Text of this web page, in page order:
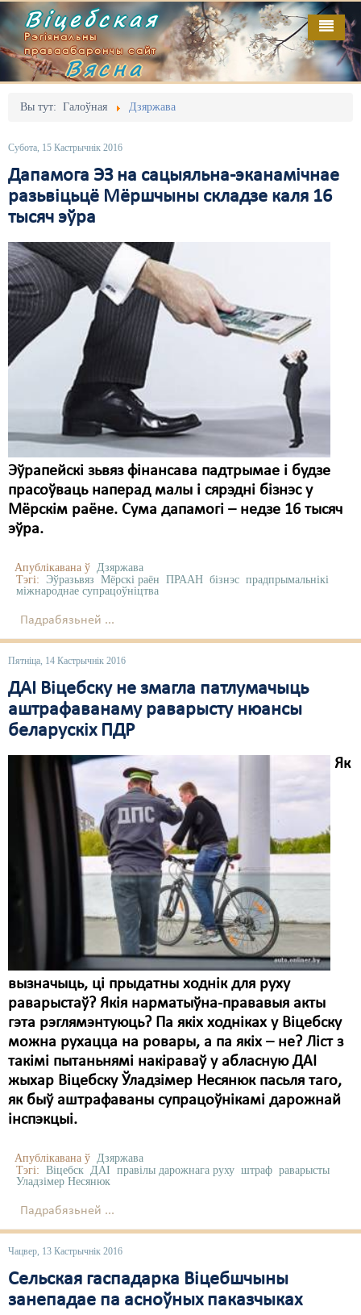
Віцебская
Рэгіянальны
праваабарончы сайт
Вясна
Вы тут: Галоўная Дзяржава
Субота, 15 Кастрычнік 2016
Дапамога ЭЗ на сацыяльна-эканамічнае
разьвіцьцё Мёршчыны складзе каля 16
тысяч эўра
Эўрапейскі зьвяз фінансава падтрымае і будзе
прасоўваць наперад малы і сярэдні бізнэс у
Мёрскім раёне. Сума дапамогі – недзе 16 тысяч
эўра.
Апублікавана ў Дзяржава
Тэгі: Эўразьвяз Мёрскі раён ПРААН бізнэс прадпрымальнікі
міжнароднае супрацоўніцтва
Падрабязьней ...
Пятніца, 14 Кастрычнік 2016
ДАІ Віцебску не змагла патлумачыць
аштрафаванаму раварысту нюансы
беларускіх ПДР
Як
вызначыць, ці прыдатны ходнік для руху
раварыстаў? Якія нарматыўна-прававыя акты
гэта рэглямэнтуюць? Па якіх ходніках у Віцебску
можна рухацца на ровары, а па якіх – не? Ліст з
такімі пытаньнямі накіраваў у абласную ДАІ
жыхар Віцебску Ўладзімер Несянюк пасьля таго,
як быў аштрафаваны супрацоўнікамі дарожнай
інспэкцыі.
Апублікавана ў Дзяржава
Тэгі: Віцебск ДАІ правілы дарожнага руху штраф раварысты
Уладзімер Несянюк
Падрабязьней ...
Чацвер, 13 Кастрычнік 2016
Сельская гаспадарка Віцебшчыны
занепадае па асноўных паказчыках
Галоўная
Адміністрацыйны перасьлед
Безбар'ернае асяродзьдзе
Выбары
Дзяржава
Дыскрымінацыя
Затрыманьні
Карная псыхіятрыя
Культурныя правы
ЛПП
Мігранты
Мірныя сходы
Праваабаронцы
Правы дзіцяці
Распальваньне варожасьці
Рознае
Свабода сумленьня
Сьмяротнае пакараньне
Правы працоўных
Выданьні
Кантакт
Пра нас